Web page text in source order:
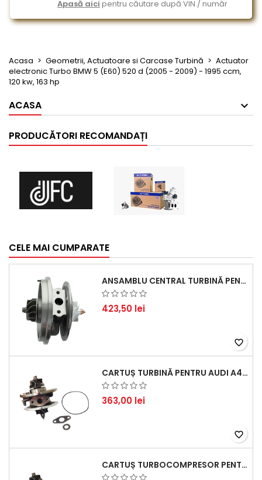
Apasă aici pentru căutare după VIN / număr
Acasa Geometrii, Actuatoare si Carcase Turbină
Actuator
electronic Turbo BMW 5 (E60) 520 d (2005 - 2009) - 1995 ccm,
120 kw, 163 hp
ACASA
PRODUCĂTORI RECOMANDAȚI
CELE MAI CUMPARATE
ANSAMBLU CENTRAL TURBINĂ PENTRU BMW SERIA 3, SERIA 5 ȘI X3 - PERFORMANȚĂ ȘI FIABILITATE
423,50 lei
favorite_border
CARTUȘ TURBINĂ PENTRU AUDI A4, A6, SKODA SUPERB ȘI VW PASSAT, MOTOR DIESEL 1.9 TDI
363,00 lei
favorite_border
CARTUȘ TURBOCOMPRESOR PENTRU VW, AUDI, SEAT, SKODA - MOTOR DIESEL 2.0 TDI